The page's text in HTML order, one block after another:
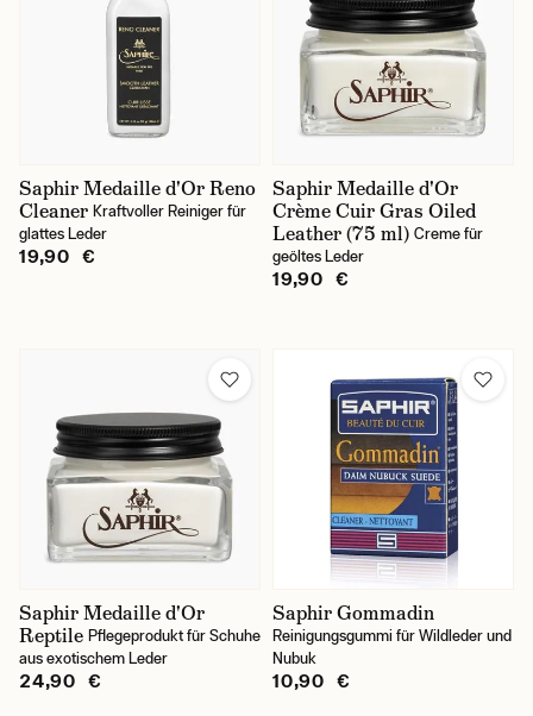
Saphir Medaille d'Or Reno
Cleaner Kraftvoller Reiniger für
glattes Leder
19,90 €
Saphir Medaille d'Or
Crème Cuir Gras Oiled
Leather (75 ml) Creme für
geöltes Leder
19,90 €
Saphir Medaille d'Or
Reptile Pflegeprodukt für Schuhe
aus exotischem Leder
24,90 €
Saphir Gommadin
Reinigungsgummi für Wildleder und
Nubuk
10,90 €